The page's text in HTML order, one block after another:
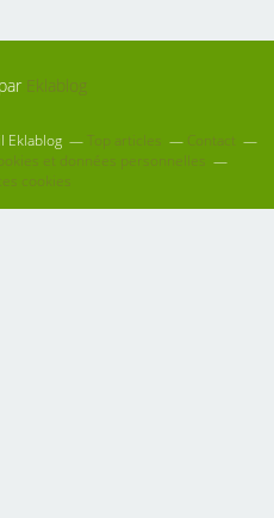
Eklablog
Eklablog Top articles
Contact
et données personnelles
cookies